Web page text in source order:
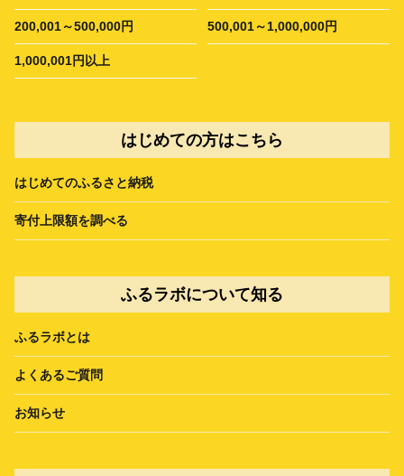
200,001～500,000円 500,001～1,000,000円
1,000,001円以上
はじめての方はこちら
はじめてのふるさと納税
寄付上限額を調べる
ふるラボについて知る
ふるラボとは
よくあるご質問
お知らせ